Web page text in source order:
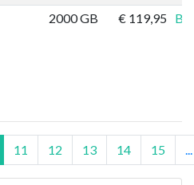
2000 GB
€ 119,95
11 12 13 14 15